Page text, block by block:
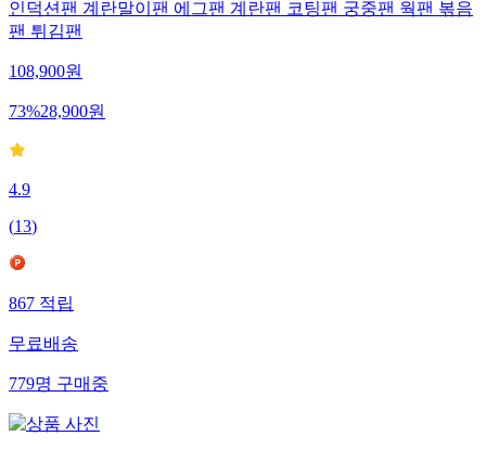
인덕션팬 계란말이팬 에그팬 계란팬 코팅팬 궁중팬 웍팬 볶음
팬 튀김팬
108,900원
73%28,900원
4.9
(13)
867적립
무료배송
779명구매중